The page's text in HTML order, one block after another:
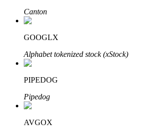
Stake Etmeyi Öğrenin
Canton
GOOGLX
Alphabet tokenized stock (xStock)
PIPEDOG
Pipedog
AVGOX